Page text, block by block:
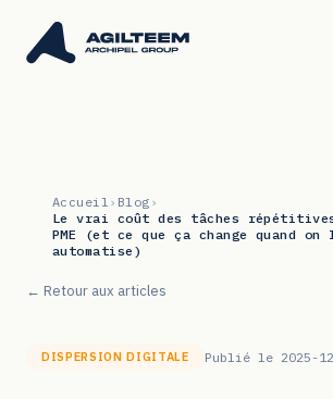
Accueil › Blog ›
Le vrai coût des tâches
PME (et ce que ça change quand on
automatise)
← Retour aux articles
DISPERSION DIGITALE Publié le 2025-